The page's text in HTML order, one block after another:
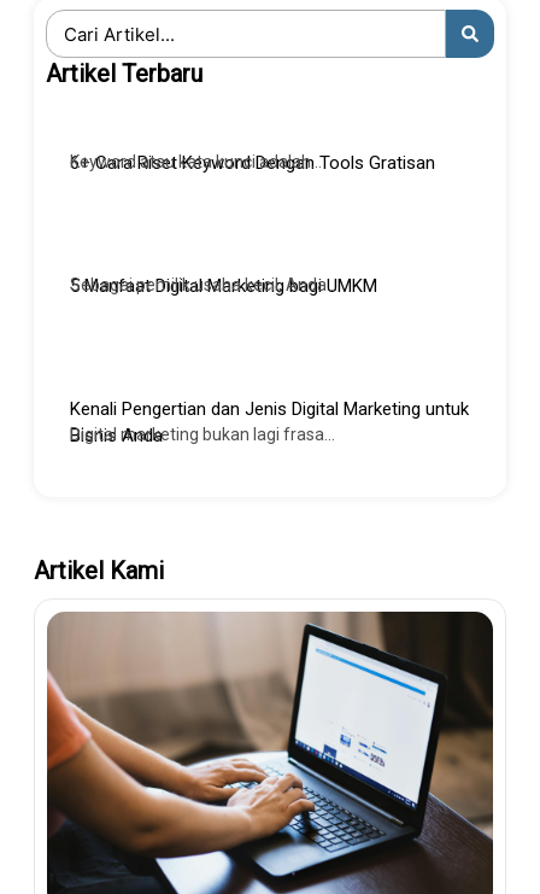
Search
...
Artikel Terbaru
6+ Cara Riset Keyword Dengan Tools Gratisan
Keyword atau kata kunci adalah...
5 Manfaat Digital Marketing bagi UMKM
Sebagai pemilik usaha kecil, Anda...
Kenali Pengertian dan Jenis Digital Marketing untuk
Bisnis Anda
Digital marketing bukan lagi frasa...
Artikel Kami